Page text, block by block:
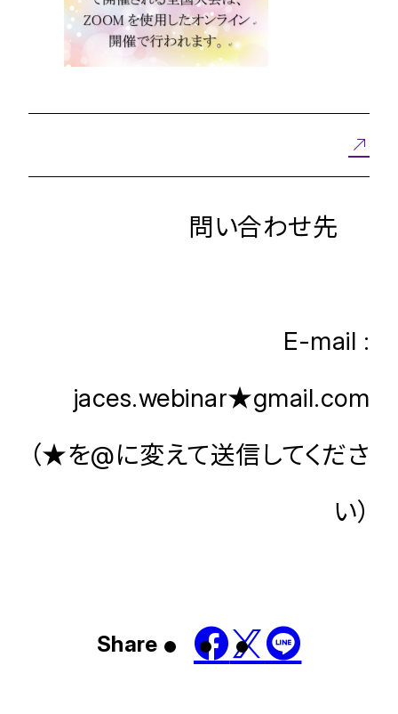
問い合わせ先
E-mail :
jaces.webinar★gmail.com
​（★を@に変えて送信してくださ
い）
Share